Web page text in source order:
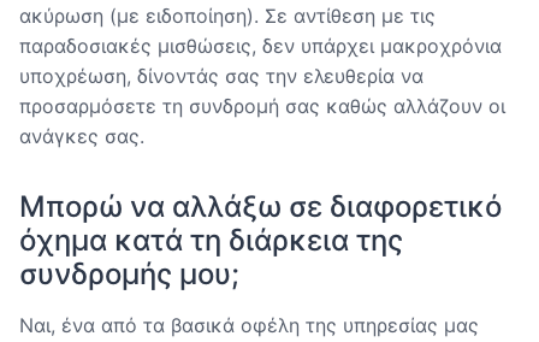
ακύρωση (με ειδοποίηση). Σε αντίθεση με τις
παραδοσιακές μισθώσεις, δεν υπάρχει μακροχρόνια
υποχρέωση, δίνοντάς σας την ελευθερία να
προσαρμόσετε τη συνδρομή σας καθώς αλλάζουν οι
ανάγκες σας.
Μπορώ να αλλάξω σε διαφορετικό
όχημα κατά τη διάρκεια της
συνδρομής μου;
Ναι, ένα από τα βασικά οφέλη της υπηρεσίας μας